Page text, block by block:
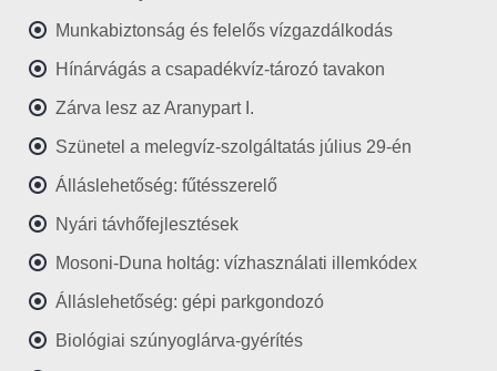
Munkabiztonság és felelős vízgazdálkodás
Hínárvágás a csapadékvíz-tározó tavakon
Zárva lesz az Aranypart I.
Szünetel a melegvíz-szolgáltatás július 29-én
Álláslehetőség: fűtésszerelő
Nyári távhőfejlesztések
Mosoni-Duna holtág: vízhasználati illemkódex
Álláslehetőség: gépi parkgondozó
Biológiai szúnyoglárva-gyérítés